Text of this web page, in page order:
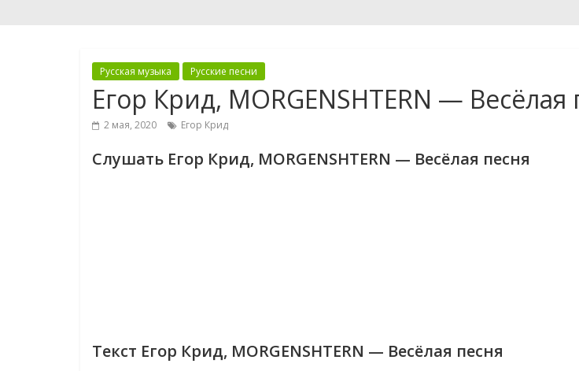
Русская музыка Русские песни
Егор Крид, MORGENSHTERN — Весёлая
2 мая, 2020 Егор Крид
Слушать Егор Крид, MORGENSHTERN — Весёлая песня
Текст Егор Крид, MORGENSHTERN — Весёлая песня